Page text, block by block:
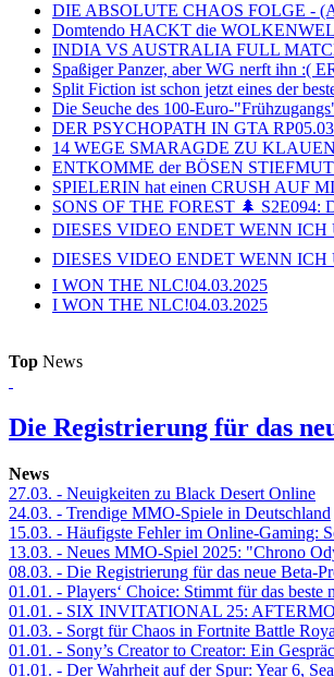
DIE ABSOLUTE CHAOS FOLGE -
Domtendo HACKT die
INDIA VS AUSTRALIA FULL
Spaßiger Panzer, aber WG nerft ihn :(
Split Fiction ist schon jetzt eines der
Die Seuche des 100-Euro-
DER PSYCHOPATH IN GTA RP
14 WEGE SMARAGDE ZU
ENTKOMME der BÖSEN
SPIELERIN hat einen CRUSH AUF
SONS OF THE FOREST 🌲
DIESES VIDEO ENDET WENN
DIESES VIDEO ENDET WENN
I WON THE NLC!04.03.2025
I WON THE NLC!04.03.2025
Top News
Die Registrierung für das
News
27.03. - Neuigkeiten zu Black Desert Online
24.03. - Trendige MMO-Spiele in Deutschland
15.03. - Häufigste Fehler im Online-Gaming:
13.03. - Neues MMO-Spiel 2025: "Chrono
08.03. - Die Registrierung für das neue Beta-
01.01. - Players‘ Choice: Stimmt für das beste
01.01. - SIX INVITATIONAL 25:
01.03. - Sorgt für Chaos in Fortnite Battle
01.01. - Sony’s Creator to Creator: Ein
01.01. - Der Wahrheit auf der Spur: Year 6,